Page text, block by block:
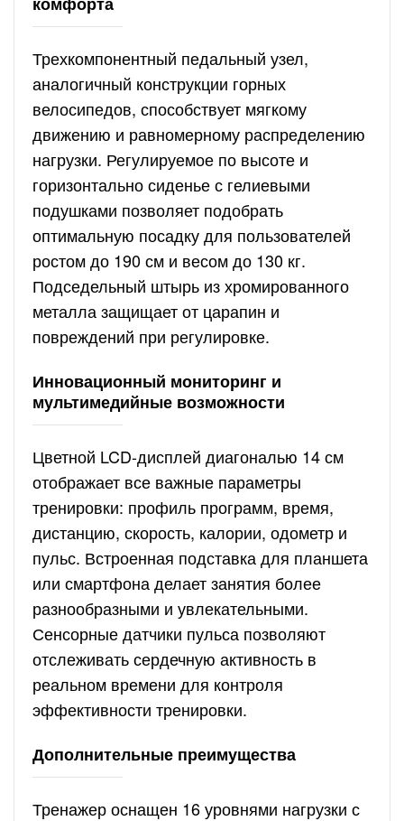
Трехкомпонентный педальный узел,
аналогичный конструкции горных
велосипедов, способствует мягкому
движению и равномерному распределению
нагрузки. Регулируемое по высоте и
горизонтально сиденье с гелиевыми
подушками позволяет подобрать
оптимальную посадку для пользователей
ростом до 190 см и весом до 130 кг.
Подседельный штырь из хромированного
металла защищает от царапин и
повреждений при регулировке.
Инновационный мониторинг и
мультимедийные возможности
Цветной LCD-дисплей диагональю 14 см
отображает все важные параметры
тренировки: профиль программ, время,
дистанцию, скорость, калории, одометр и
пульс. Встроенная подставка для планшета
или смартфона делает занятия более
разнообразными и увлекательными.
Сенсорные датчики пульса позволяют
отслеживать сердечную активность в
реальном времени для контроля
эффективности тренировки.
Дополнительные преимущества
Тренажер оснащен 16 уровнями нагрузки с